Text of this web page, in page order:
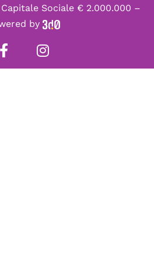
Capitale Sociale € 2.000.000 –
by